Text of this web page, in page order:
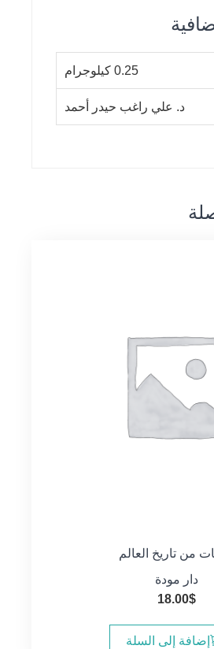
0.25 كيلوجرام
د. علي راغب حيدر أحمد
من تاريخ العالم
دار مودة
18.00$
إضافة إلى السلة